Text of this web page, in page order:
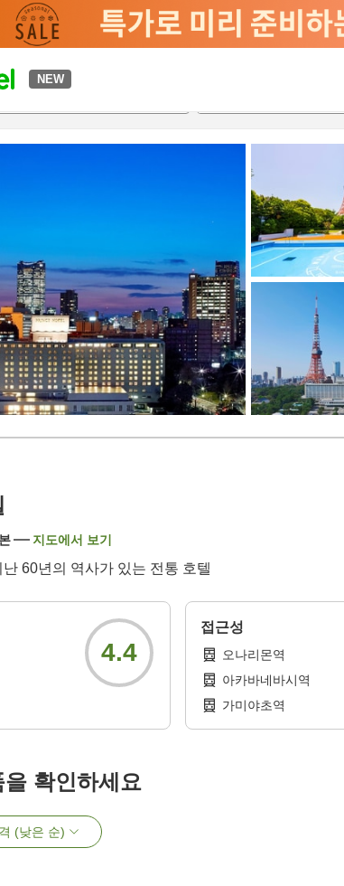
NEW
하이라이트
지도에서 보기
60년의 역사가 있는 전통 호텔
4.4
접근성
오나리몬역
아카바네바시역
가미야초역
확인하세요
(낮은 순)